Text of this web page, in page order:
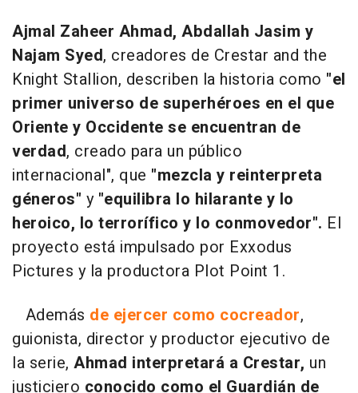
Ajmal Zaheer Ahmad, Abdallah Jasim y
Najam Syed, creadores de Crestar and the
Knight Stallion, describen la historia como "el
primer universo de superhéroes en el que
Oriente y Occidente se encuentran de
verdad, creado para un público
internacional", que "mezcla y reinterpreta
géneros" y "equilibra lo hilarante y lo
heroico, lo terrorífico y lo conmovedor". El
proyecto está impulsado por Exxodus
Pictures y la productora Plot Point 1.
Además de ejercer como cocreador,
guionista, director y productor ejecutivo de
la serie, Ahmad interpretará a Crestar, un
justiciero conocido como el Guardián de